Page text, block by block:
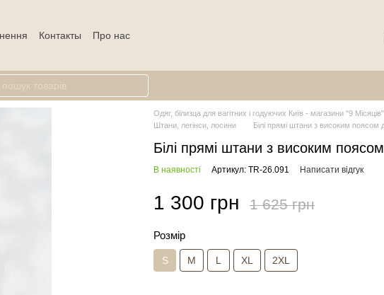
Контакты Про нас
Одяг, білизца для вагітних і годуючих Київ - магазини "9 Місяців"
Штани, легінси, лосини
Білі прямі штани з високим поясом
Білі прямі штани з високим
В наявності Артикул: TR-26.091 Написати відгук
1 300 грн 1 625 грн
Розмір
S M L XL 2XL